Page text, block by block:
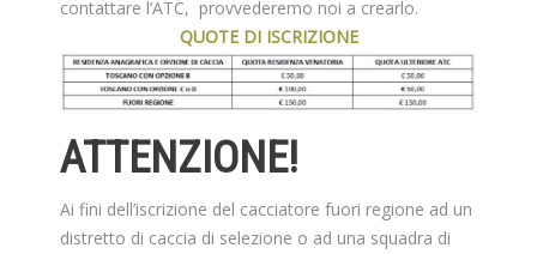
contattare l’ATC, provvederemo noi a crearlo.
QUOTE DI ISCRIZIONE
ATTENZIONE!
Ai fini dell’iscrizione del cacciatore fuori regione ad un
distretto di caccia di selezione o ad una squadra di